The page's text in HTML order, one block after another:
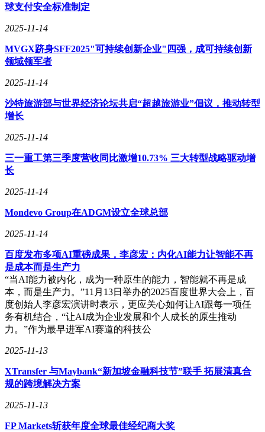
球支付安全标准制定
2025-11-14
MVGX跻身SFF2025"可持续创新企业"四强，成可持续创新
领域领军者
2025-11-14
沙特旅游部与世界经济论坛共启“超越旅游业”倡议，推动转型
增长
2025-11-14
三一重工第三季度营收同比激增10.73% 三大转型战略驱动增
长
2025-11-14
Mondevo Group在ADGM设立全球总部
2025-11-14
百度发布多项AI重磅成果，李彦宏：内化AI能力让智能不再
是成本而是生产力
“当AI能力被内化，成为一种原生的能力，智能就不再是成
本，而是生产力。”11月13日举办的2025百度世界大会上，百
度创始人李彦宏演讲时表示，更应关心如何让AI跟每一项任
务有机结合，“让AI成为企业发展和个人成长的原生推动
力。”作为最早进军AI赛道的科技公
2025-11-13
XTransfer 与Maybank“新加坡金融科技节”联手 拓展清真合
规的跨境解决方案
2025-11-13
FP Markets斩获年度全球最佳经纪商大奖